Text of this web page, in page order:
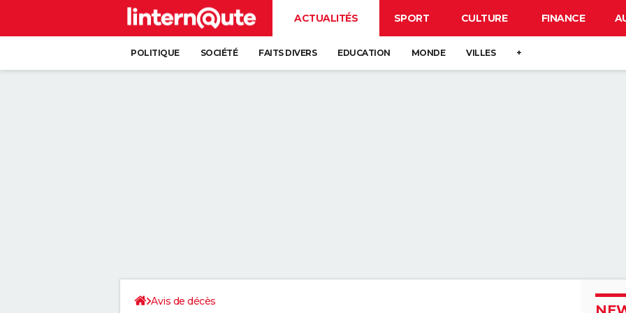
ACTUALITÉS SPORT CULTURE FINANCE
POLITIQUE SOCIÉTÉ FAITS DIVERS EDUCATION MONDE VILLES +
Avis de décès